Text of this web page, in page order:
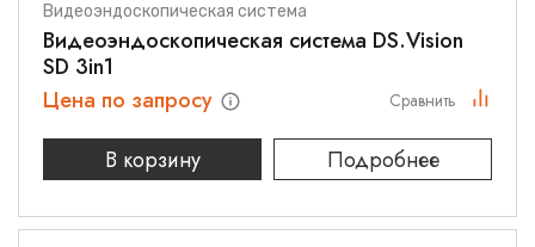
Видеоэндоскопическая система
Видеоэндоскопическая система DS.Vision
SD 3in1
Цена по запросу
В корзину
Подробнее
Сравнить